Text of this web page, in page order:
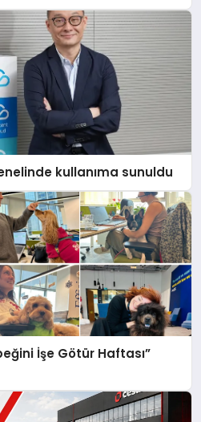
kullanıma sunuldu
İşe Götür Haftası”